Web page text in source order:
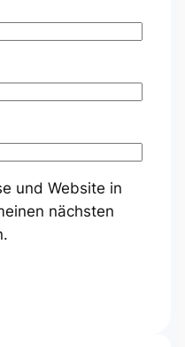
und Website in
nächsten